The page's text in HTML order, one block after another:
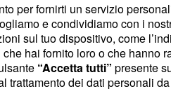
per fornirti un servizio
e condividiamo con i
sul tuo dispositivo, come
hai fornito loro o che hanno
“Accetta tutti” presente
dei dati personali